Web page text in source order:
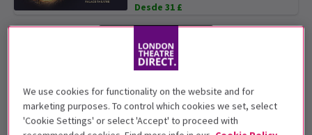
Desde 31 £
Stranger Things : The First
Shadow
We use cookies for functionality on the website and for
marketing purposes. To control which cookies we set, select
'Cookie Settings' or select 'Accept' to proceed with